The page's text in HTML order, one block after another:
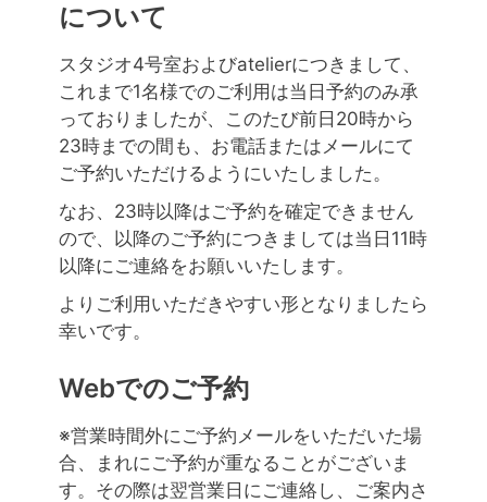
について
スタジオ4号室およびatelierにつきまして、
これまで1名様でのご利用は当日予約のみ承
っておりましたが、このたび前日20時から
23時までの間も、お電話またはメールにて
ご予約いただけるようにいたしました。
なお、23時以降はご予約を確定できません
ので、以降のご予約につきましては当日11時
以降にご連絡をお願いいたします。
よりご利用いただきやすい形となりましたら
幸いです。
Webでのご予約
※営業時間外にご予約メールをいただいた場
合、まれにご予約が重なることがございま
す。その際は翌営業日にご連絡し、ご案内さ